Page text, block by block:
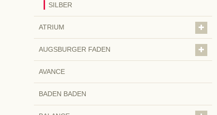
SILBER
ATRIUM
AUGSBURGER FADEN
AVANCE
BADEN BADEN